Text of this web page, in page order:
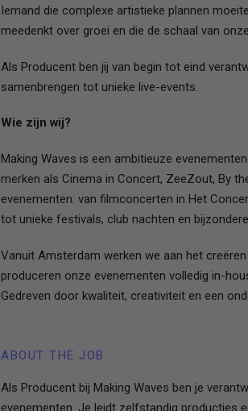
Iemand die complexe artistieke plannen
meedenkt over groei en die de schaal van
Als Producent ben jij van begin tot eind
samenbrengen tot unieke live-events.
Wie zijn wij?
Making Waves is een ambitieuze
merken als Cinema in Concert, ZeeZout, By
evenementen: van filmconcerten in Het
tot unieke festivals, club nachten en
Vanuit Amsterdam werken we aan het
produceren onze evenementen volledig in-
Gedreven door kwaliteit, creativiteit en een
ABOUT THE JOB
Als Producent bij Making Waves ben je
evenementen. Je leidt zelfstandig producties